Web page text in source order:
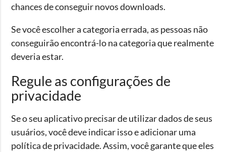
chances de conseguir novos downloads.
Se você escolher a categoria errada, as pessoas não
conseguirão encontrá-lo na categoria que realmente
deveria estar.
Regule as configurações de
privacidade
Se o seu aplicativo precisar de utilizar dados de seus
usuários, você deve indicar isso e adicionar uma
política de privacidade. Assim, você garante que eles